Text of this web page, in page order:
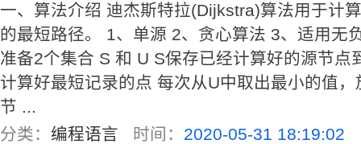
一、算法介绍 迪杰斯特拉(Dijkstra)算法用于计
的最短路径。 1、单源 2、贪心算法 3、适用无
准备2个集合 S 和 U S保存已经计算好的源节点
计算好最短记录的点 每次从U中取出最小的值
节 ...
分类： 编程语言 时间： 2020-05-31 18:19:02